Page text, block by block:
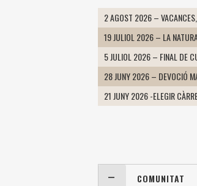
2 AGOST 2026 –
19 JULIOL 2026 – LA
5 JULIOL 2026 – FINAL DE
28 JUNY 2026 – DEVOCIÓ
21 JUNY 2026 -ELEGIR
COMUNITAT